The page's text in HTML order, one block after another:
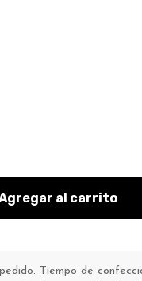
al carrito
Tiempo de